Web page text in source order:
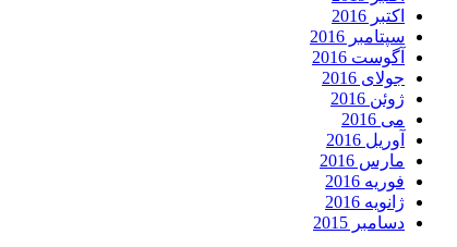
اکتبر 2016
سپتامبر 2016
آگوست 2016
جولای 2016
ژوئن 2016
می 2016
آوریل 2016
مارس 2016
فوریه 2016
ژانویه 2016
دسامبر 2015